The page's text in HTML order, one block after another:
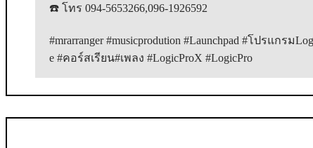
☎️ โทร 094-5653266,096-1926592
#mrarranger #musicprodution #Launchpad #โปรแกร
e #คอร์สเรียน#เพลง #LogicProX #LogicPro